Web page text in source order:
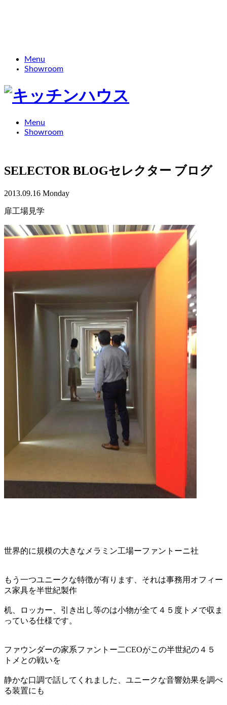
Menu
Showroom
Menu
Showroom
SELECTOR BLOGセレクター ブログ
2013.09.16 Monday
扉工場見学
世界的に規模の大きなメラミン工場ーファントーニ社
もう一つユニークな特徴が有ります、それは事務用オフィー
ス家具を半世紀製作
机、ロッカー、引き出し等のは小物が全て４５度トメで収ま
っている仕様です。
ファウンダーの家系ファントー二CEOがこの半世紀の４５
トメとの戦いを
静かな口調で話してくれました、ユニークな音響効果を調べ
る装置にも